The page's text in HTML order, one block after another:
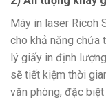
Máy in laser Ricoh
cho khả năng chứa
lý giấy in định
sẽ tiết kiệm thời
văn phòng, đặc